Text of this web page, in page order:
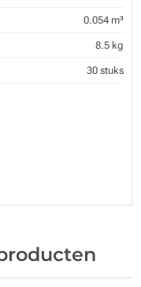
0.054 m³
8.5 kg
30 stuks